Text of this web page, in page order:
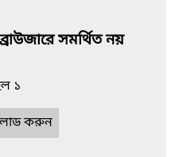
সমর্থিত নয়
১
করুন